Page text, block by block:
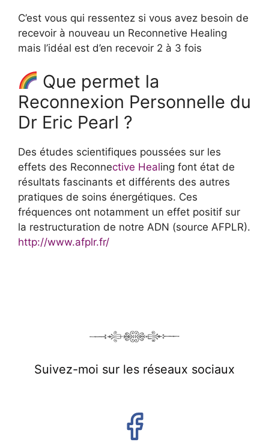
C’est vous qui ressentez si vous avez besoin de
recevoir à nouveau un Reconnetive Healing
mais l’idéal est d’en recevoir 2 à 3 fois
Que permet la
Reconnexion Personnelle du
Dr Eric Pearl ?
Des études scientifiques poussées sur les
effets des Reconnective Healing font état de
résultats fascinants et différents des autres
pratiques de soins énergétiques. Ces
fréquences ont notamment un effet positif sur
la restructuration de notre ADN (source AFPLR).
http://www.afplr.fr/
Suivez-moi sur les réseaux sociaux